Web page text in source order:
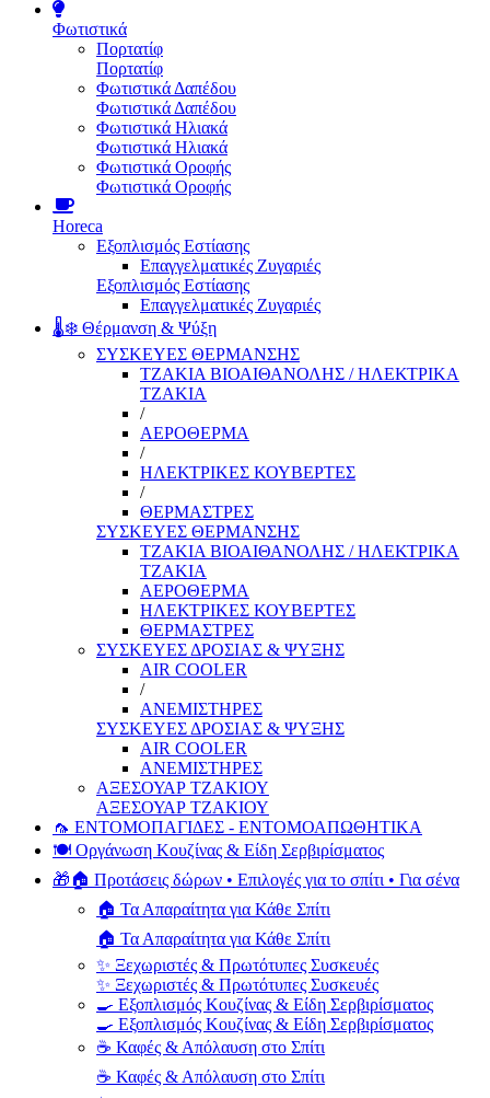
Φωτιστικά
Πορτατίφ
Πορτατίφ
Φωτιστικά Δαπέδου
Φωτιστικά Δαπέδου
Φωτιστικά Ηλιακά
Φωτιστικά Ηλιακά
Φωτιστικά Οροφής
Φωτιστικά Οροφής
Horeca
Εξοπλισμός Εστίασης
Επαγγελματικές Ζυγαριές
Εξοπλισμός Εστίασης
Επαγγελματικές Ζυγαριές
🌡️❄️ Θέρμανση & Ψύξη
ΣΥΣΚΕΥΕΣ ΘΕΡΜΑΝΣΗΣ
ΤΖΑΚΙΑ ΒΙΟΑΙΘΑΝΟΛΗΣ / ΗΛΕΚΤΡΙΚΑ
ΤΖΑΚΙΑ
/
ΑΕΡΟΘΕΡΜΑ
/
ΗΛΕΚΤΡΙΚΕΣ ΚΟΥΒΕΡΤΕΣ
/
ΘΕΡΜΑΣΤΡΕΣ
ΣΥΣΚΕΥΕΣ ΘΕΡΜΑΝΣΗΣ
ΤΖΑΚΙΑ ΒΙΟΑΙΘΑΝΟΛΗΣ / ΗΛΕΚΤΡΙΚΑ
ΤΖΑΚΙΑ
ΑΕΡΟΘΕΡΜΑ
ΗΛΕΚΤΡΙΚΕΣ ΚΟΥΒΕΡΤΕΣ
ΘΕΡΜΑΣΤΡΕΣ
ΣΥΣΚΕΥΕΣ ΔΡΟΣΙΑΣ & ΨΥΞΗΣ
AIR COOLER
/
ΑΝΕΜΙΣΤΗΡΕΣ
ΣΥΣΚΕΥΕΣ ΔΡΟΣΙΑΣ & ΨΥΞΗΣ
AIR COOLER
ΑΝΕΜΙΣΤΗΡΕΣ
ΑΞΕΣΟΥΑΡ ΤΖΑΚΙΟΥ
ΑΞΕΣΟΥΑΡ ΤΖΑΚΙΟΥ
🦟 ΕΝΤΟΜΟΠΑΓΙΔΕΣ - ΕΝΤΟΜΟΑΠΩΘΗΤΙΚΑ
🍽️ Οργάνωση Κουζίνας & Είδη Σερβιρίσματος
🎁🏠 Προτάσεις δώρων • Επιλογές για το σπίτι • Για σένα
🏠 Τα Απαραίτητα για Κάθε Σπίτι
🏠 Τα Απαραίτητα για Κάθε Σπίτι
✨ Ξεχωριστές & Πρωτότυπες Συσκευές
✨ Ξεχωριστές & Πρωτότυπες Συσκευές
🍳 Εξοπλισμός Κουζίνας & Είδη Σερβιρίσματος
🍳 Εξοπλισμός Κουζίνας & Είδη Σερβιρίσματος
☕ Καφές & Απόλαυση στο Σπίτι
☕ Καφές & Απόλαυση στο Σπίτι